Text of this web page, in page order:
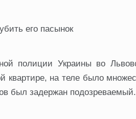
его пасынок
полиции Украины во
на теле было
был задержан подозреваемый.